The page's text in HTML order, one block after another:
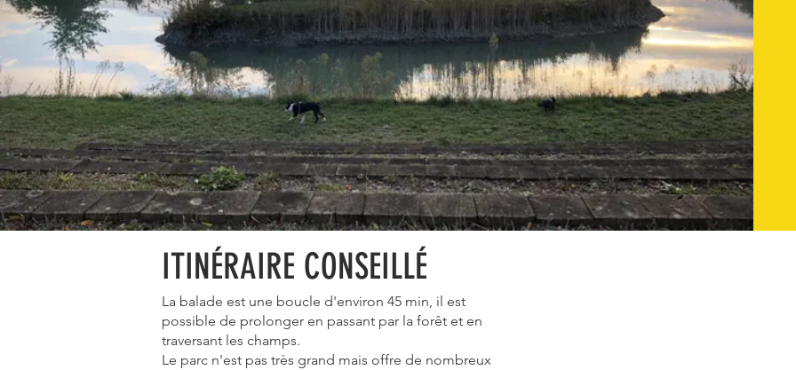
ITINÉRAIRE CONSEILLÉ
La balade est une boucle d'environ 45 min, il est
possible de prolonger en passant par la forêt et en
traversant les champs.
Le parc n'est pas très grand mais offre de nombreux